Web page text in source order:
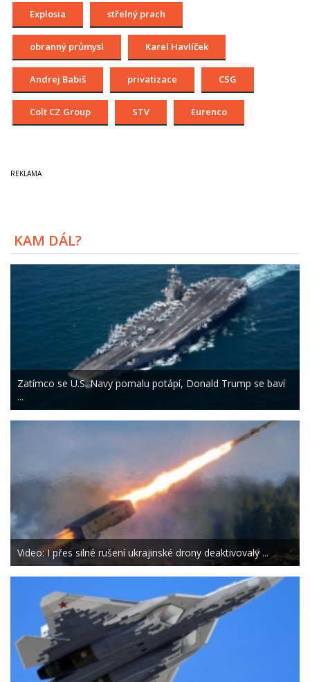
Explosia střelný prach
obranný průmysl Karel Havlíček
Andrej Babiš privatizace CSG
Colt CZ Group STV Eurenco
KAM DÁL?
Zatímco se U.S. Navy pomalu potápí, Donald Trump se baví
...
Video: I přes silné rušení ukrajinské drony deaktivovaly ...